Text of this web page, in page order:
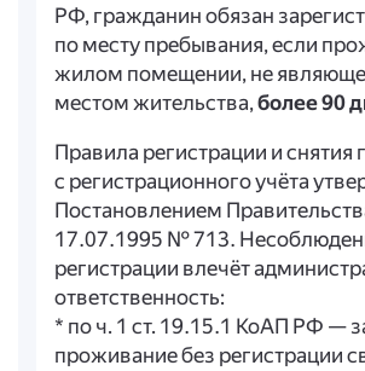
РФ, гражданин обязан
по месту пребывания, если
жилом помещении, не
местом жительства, более 90
Правила регистрации и
с регистрационного учёта
Постановлением
17.07.1995 № 713.
регистрации влечёт
ответственность:
* по ч. 1 ст. 19.15.1 КоАП РФ —
проживание без регистрации